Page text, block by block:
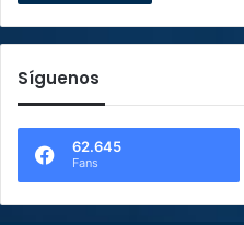
Síguenos
62.645
Fans